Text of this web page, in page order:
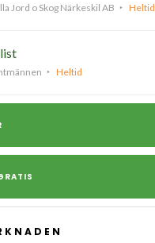
Jord o Skog Närkeskil AB Heltid
Heltid